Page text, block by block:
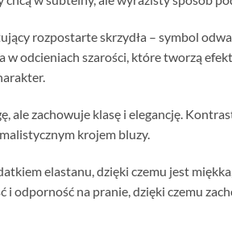
rozpostarte skrzydła – symbol
w odcieniach szarości, które tworzą
zachowuje klasę i elegancję.
krojem bluzy.
elastanu, dzięki czemu jest
odporność na pranie, dzięki czemu